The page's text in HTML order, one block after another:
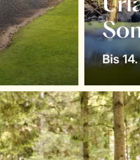
Bis